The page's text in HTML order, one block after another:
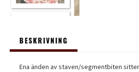
BESKRIVNING
Ena änden av staven/segmentbiten